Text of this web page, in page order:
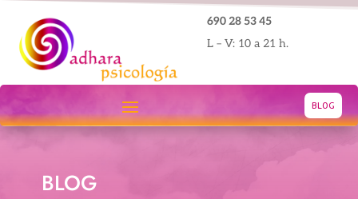
690 28 53 45
L – V: 10 a 21 h.
BLOG
BLOG